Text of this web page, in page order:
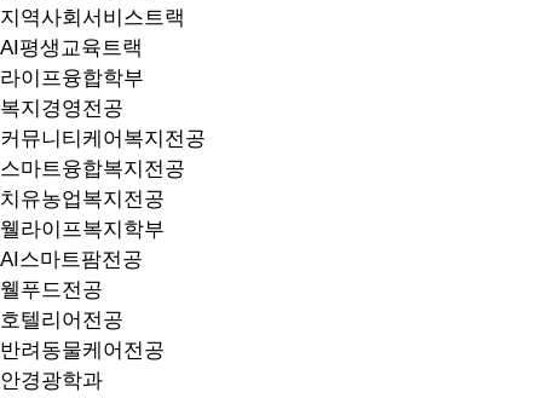
지역사회서비스트랙
AI평생교육트랙
라이프융합학부
복지경영전공
커뮤니티케어복지전공
스마트융합복지전공
치유농업복지전공
웰라이프복지학부
AI스마트팜전공
웰푸드전공
호텔리어전공
반려동물케어전공
안경광학과